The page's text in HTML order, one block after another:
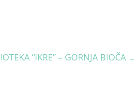
“IKRE” – GORNJA BIOČA